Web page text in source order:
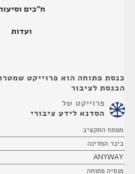
ח"כים
ועדות
כנסת פתוחה הוא פרוייקט
הכנסת לציבור
פרוייקט של
הסדנא לידע ציבורי
מפתח התקציב
כיכר המדינה
ANYWAY
פנסיה פתוחה